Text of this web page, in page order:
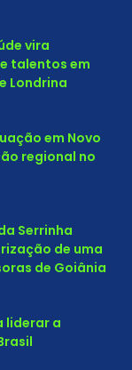
vira
talentos em
Londrina
em Novo
regional no
Serrinha
de uma
de Goiânia
liderar a